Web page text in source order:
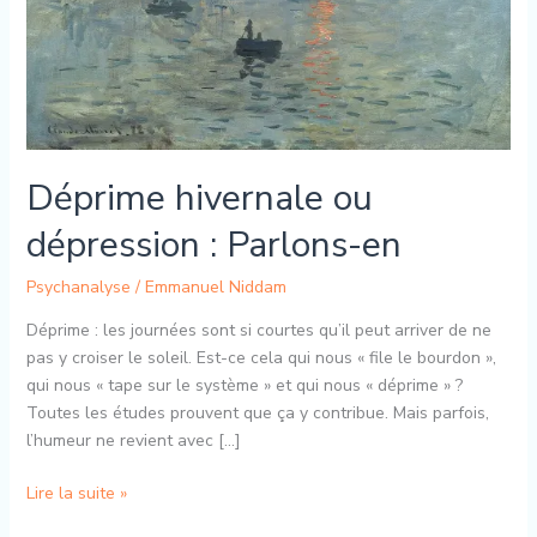
Déprime hivernale ou
dépression : Parlons-en
Psychanalyse / Emmanuel Niddam
Déprime : les journées sont si courtes qu’il peut arriver de ne
pas y croiser le soleil. Est-ce cela qui nous « file le bourdon »,
qui nous « tape sur le système » et qui nous « déprime » ?
Toutes les études prouvent que ça y contribue. Mais parfois,
l’humeur ne revient avec […]
Déprime
Lire la suite »